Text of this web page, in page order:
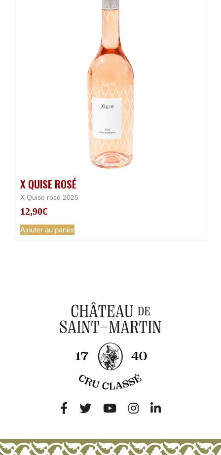
X QUISE ROSÉ
X Quise rosé 2025
12,90€
Ajouter au panier